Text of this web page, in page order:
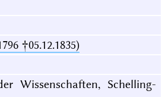
†05.12.1835)
Wissenschaften, Schelling-